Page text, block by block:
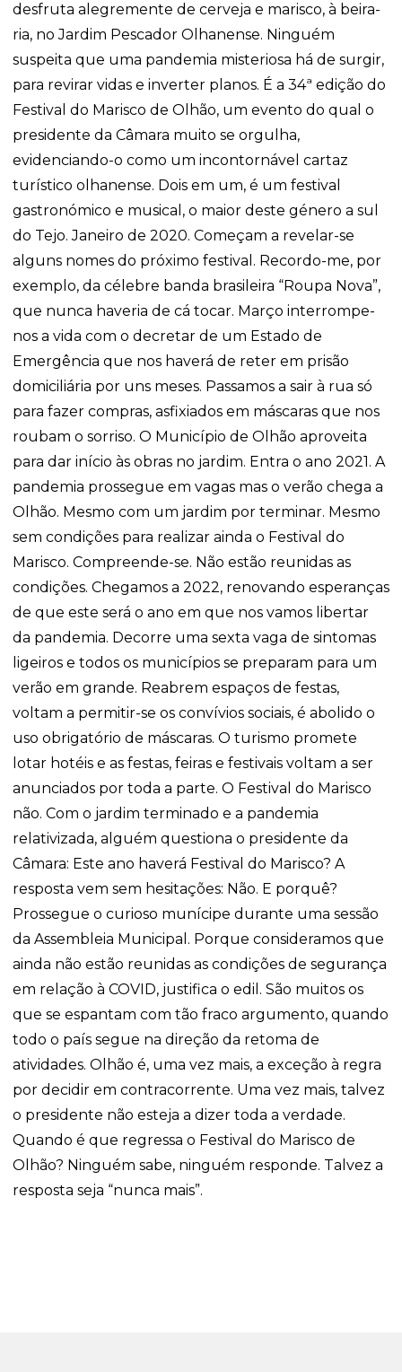
desfruta alegremente de cerveja e marisco, à beira-
ria, no Jardim Pescador Olhanense. Ninguém
suspeita que uma pandemia misteriosa há de surgir,
para revirar vidas e inverter planos. É a 34ª edição do
Festival do Marisco de Olhão, um evento do qual o
presidente da Câmara muito se orgulha,
evidenciando-o como um incontornável cartaz
turístico olhanense. Dois em um, é um festival
gastronómico e musical, o maior deste género a sul
do Tejo. Janeiro de 2020. Começam a revelar-se
alguns nomes do próximo festival. Recordo-me, por
exemplo, da célebre banda brasileira “Roupa Nova”,
que nunca haveria de cá tocar. Março interrompe-
nos a vida com o decretar de um Estado de
Emergência que nos haverá de reter em prisão
domiciliária por uns meses. Passamos a sair à rua só
para fazer compras, asfixiados em máscaras que nos
roubam o sorriso. O Município de Olhão aproveita
para dar início às obras no jardim. Entra o ano 2021. A
pandemia prossegue em vagas mas o verão chega a
Olhão. Mesmo com um jardim por terminar. Mesmo
sem condições para realizar ainda o Festival do
Marisco. Compreende-se. Não estão reunidas as
condições. Chegamos a 2022, renovando esperanças
de que este será o ano em que nos vamos libertar
da pandemia. Decorre uma sexta vaga de sintomas
ligeiros e todos os municípios se preparam para um
verão em grande. Reabrem espaços de festas,
voltam a permitir-se os convívios sociais, é abolido o
uso obrigatório de máscaras. O turismo promete
lotar hotéis e as festas, feiras e festivais voltam a ser
anunciados por toda a parte. O Festival do Marisco
não. Com o jardim terminado e a pandemia
relativizada, alguém questiona o presidente da
Câmara: Este ano haverá Festival do Marisco? A
resposta vem sem hesitações: Não. E porquê?
Prossegue o curioso munícipe durante uma sessão
da Assembleia Municipal. Porque consideramos que
ainda não estão reunidas as condições de segurança
em relação à COVID, justifica o edil. São muitos os
que se espantam com tão fraco argumento, quando
todo o país segue na direção da retoma de
atividades. Olhão é, uma vez mais, a exceção à regra
por decidir em contracorrente. Uma vez mais, talvez
o presidente não esteja a dizer toda a verdade.
Quando é que regressa o Festival do Marisco de
Olhão? Ninguém sabe, ninguém responde. Talvez a
resposta seja “nunca mais”.